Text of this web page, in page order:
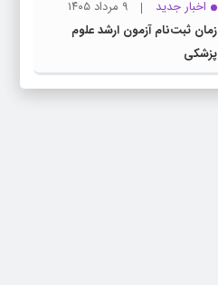
اخبار جدید
۹ مرداد ۱۴۰۵
زمان ثبت‌نام آزمون ارشد علوم
پزشکی